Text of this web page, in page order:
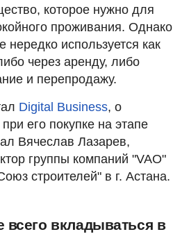
которое нужно для
проживания. Однако
нередко используется как
через аренду, либо
и перепродажу.
Digital Business, о
его покупке на этапе
Вячеслав Лазарев,
группы компаний "VAO"
строителей" в г. Астана.
всего вкладываться в